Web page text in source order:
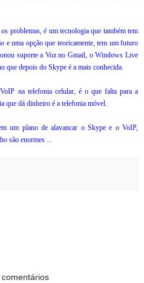
problemas, é um tecnologia que também tem
e uma opção que teoricamente, tem um futuro
suporte a Voz no Gmail, o Windows Live
que depois do Skype é a mais conhecida.
na telefonia celular, é o que falta para a
que dá dinheiro é a telefonia móvel.
um plano de alavancar o Skype e o VoIP,
são enormes ...